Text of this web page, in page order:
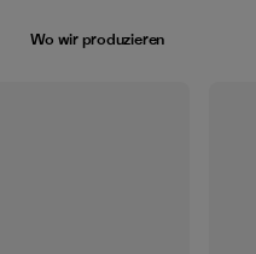
Wo wir produzieren